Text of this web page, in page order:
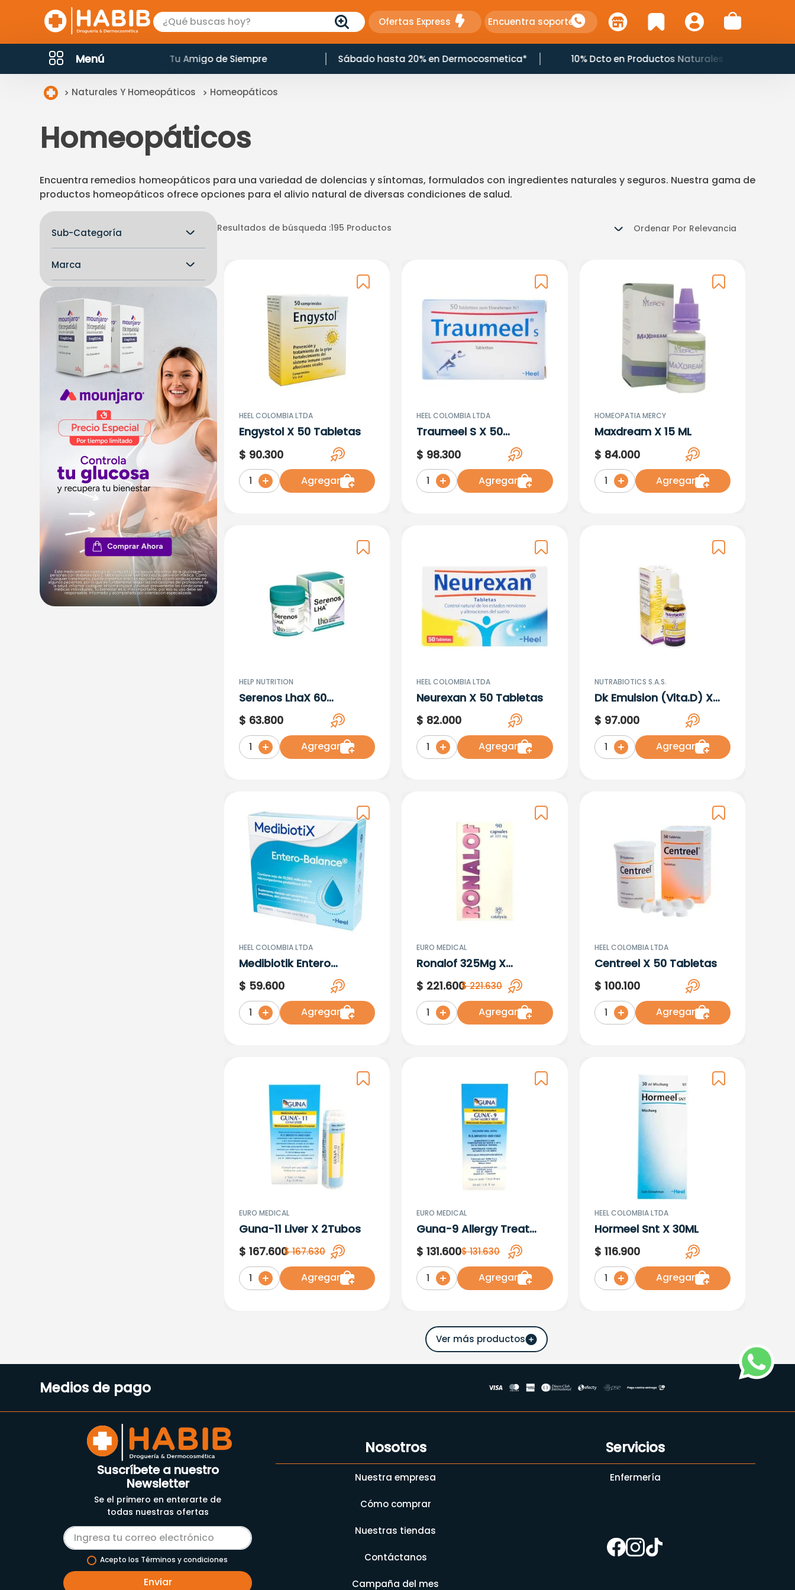
¿Qué buscas hoy? Ofertas Express Encuentra soporte
Menú
Siempre Sábado hasta 20% en Dermocosmetica* 10% Dcto en Productos Naturales Horario: 7:00 am a 8:45 pm
Naturales Y Homeopáticos Homeopáticos
Homeopáticos
Encuentra remedios homeopáticos para una variedad de dolencias y síntomas, formulados con ingredientes naturales y seguros. Nuestra gama de
productos homeopáticos ofrece opciones para el alivio natural de diversas condiciones de salud.
Sub-Categoría
Marca
ALEJANDRO JIMENEZ SEGURA
EURO MEDICAL
FARMACIA HOMEOPATICA
GERMANA
GALBBENI SAS
HEEL COLOMBIA LTDA
HELP NUTRITION
HOMEOPATIA MERCY
LAB. FUNAT S.A.S.
LAFRANCOL BOIRON
LAFRANCOL S.A.
NATURCOL LTDA
NUTRABIOTICS S.A.S.
OTROS
TNC PHARMA
VAPOMINT
Resultados de búsqueda :195 Productos Ordenar Por Relevancia
HEEL COLOMBIA LTDA
Engystol X 50 Tabletas
$ 90.300
1 Agregar
HEEL COLOMBIA LTDA
Traumeel S X 50
Tabletas
$ 98.300
1 Agregar
HOMEOPATIA MERCY
Maxdream X 15 ML
$ 84.000
1 Agregar
HELP NUTRITION
Serenos LhaX 60
Tabletas
$ 63.800
1 Agregar
HEEL COLOMBIA LTDA
Neurexan X 50 Tabletas
$ 82.000
1 Agregar
NUTRABIOTICS S.A.S.
Dk Emulsion (Vita.D) X
30ML
$ 97.000
1 Agregar
HEEL COLOMBIA LTDA
Medibiotik Entero
Balance X 10 Sobres
$ 59.600
1 Agregar
EURO MEDICAL
Ronalof 325Mg X
90Capsulas
$ 221.600$221.630
1 Agregar
HEEL COLOMBIA LTDA
Centreel X 50 Tabletas
$ 100.100
1 Agregar
EURO MEDICAL
Guna-11 Liver X 2Tubos
$ 167.600$167.630
1 Agregar
EURO MEDICAL
Guna-9 Allergy Treat
Gotas X 30ML
$ 131.600$131.630
1 Agregar
HEEL COLOMBIA LTDA
Hormeel Snt X 30ML
$ 116.900
1 Agregar
Medios de pago
Suscríbete a nuestro
Newsletter
Se el primero en enterarte de
todas nuestras ofertas
Acepto los Términos y condiciones
Enviar
Nosotros
Nuestra empresa
Cómo comprar
Nuestras tiendas
Contáctanos
Campaña del mes
Servicios
Enfermería
MÁS BUSCADOS
solar